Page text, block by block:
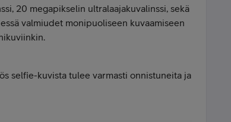
20 megapikselin ultralaajakuvalinssi, sekä
valmiudet monipuoliseen kuvaamiseen
selfie-kuvista tulee varmasti onnistuneita ja